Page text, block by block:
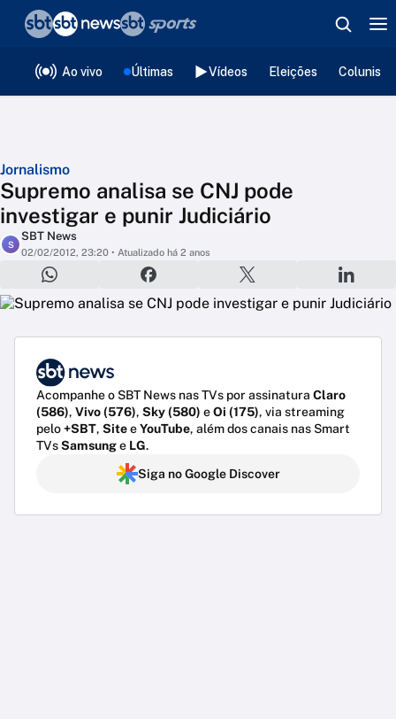
Ao vivo Últimas Vídeos Eleições
Jornalismo
Supremo analisa se CNJ pode
investigar e punir Judiciário
S
SBT News
02/02/2012, 23:20 • Atualizado há 2 anos
Acompanhe o SBT News nas TVs por assinatura Claro
(586), Vivo (576), Sky (580) eOi (175), via streaming
pelo+SBT, SiteeYouTube, além dos canais nas Smart
TVsSamsunge LG.
Siga no Google Discover
❮voltar
Editorias